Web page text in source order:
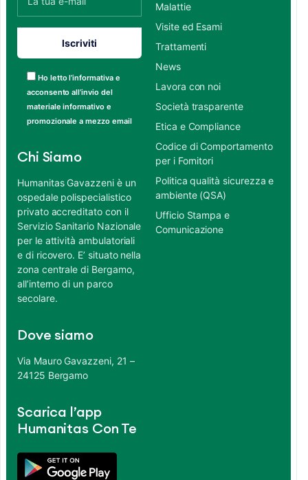
Ho letto l’informativa e
acconsento all’invio del
materiale informativo e
promozionale a mezzo email
Chi Siamo
Humanitas Gavazzeni è un
ospedale polispecialistico
privato accreditato con il
Servizio Sanitario Nazionale
per le attività ambulatoriali
e di ricovero. E’ situato nella
zona centrale di Bergamo,
all’interno di un parco
secolare.
Dove siamo
Via Mauro Gavazzeni, 21 –
24125 Bergamo
Scarica l’app
Humanitas Con Te
Malattie
Visite ed Esami
Trattamenti
News
Lavora con noi
Società trasparente
Etica e Compliance
Codice di Comportamento
per i Fornitori
Politica qualità sicurezza e
ambiente (QSA)
Ufficio Stampa e
Comunicazione